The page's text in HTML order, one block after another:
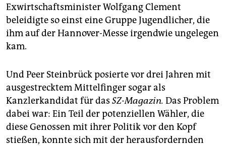
Exwirtschaftsminister Wolfgang Clement
beleidigte so einst eine Gruppe Jugendlicher, die
ihm auf der Hannover-Messe irgendwie ungelegen
kam.
Und Peer Steinbrück posierte vor drei Jahren mit
ausgestrecktem Mittelfinger sogar als
Kanzlerkandidat für das SZ-Magazin. Das Problem
dabei war: Ein Teil der potenziellen Wähler, die
diese Genossen mit ihrer Politik vor den Kopf
stießen, konnte sich mit der herausfordernden